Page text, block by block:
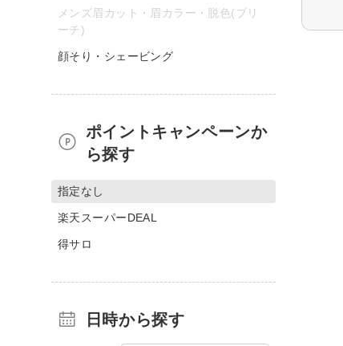
メンズ眉カット・眉カラー・脱色(ブリ
ーチ)
顔そり・シェービング
ポイントキャンペーンか
ら探す
指定なし
楽天スーパーDEAL
得サロ
日時から探す